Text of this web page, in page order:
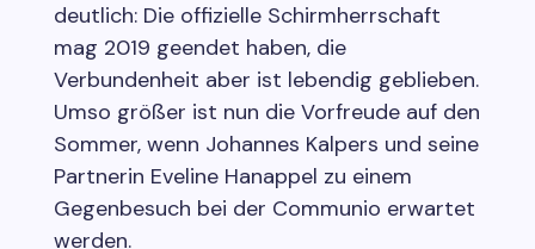
deutlich: Die offizielle Schirmherrschaft
mag 2019 geendet haben, die
Verbundenheit aber ist lebendig geblieben.
Umso größer ist nun die Vorfreude auf den
Sommer, wenn Johannes Kalpers und seine
Partnerin Eveline Hanappel zu einem
Gegenbesuch bei der Communio erwartet
werden.